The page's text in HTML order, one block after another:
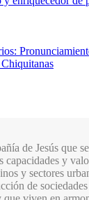
de Jesús que
capacidades y
y sectores
de